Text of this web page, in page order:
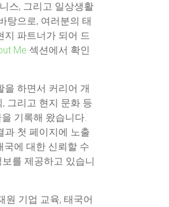
스, 그리고 일상생활
탕으로, 여러분의 태
지 파트너가 되어 드
Me 섹션에서 확인
을 하면서 커리어 개
그리고 현지 문화 등
기록해 왔습니다.
과 첫 페이지에 노출
국에 대한 신뢰할 수
를 제공하고 있습니
원 기업 교육, 태국어